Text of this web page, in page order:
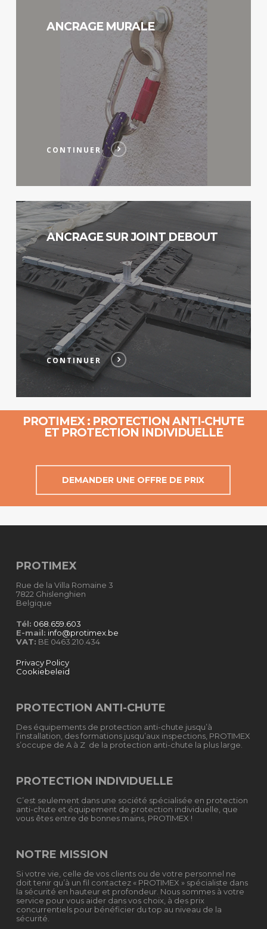
ANCRAGE MURALE
CONTINUER
ANCRAGE SUR JOINT DEBOUT
CONTINUER
Continuer
PROTIMEX : PROTECTION ANTI-CHUTE
ET PROTECTION INDIVIDUELLE
DEMANDER UNE OFFRE DE PRIX
PROTIMEX
Rue de la Villa Romaine 3
7822 Ghislenghien
Belgique
Tél: 068.659.603
E-mail: info@protimex.be
VAT: BE 0463.210.434
Privacy Policy
Cookiebeleid
PROTECTION ANTI-CHUTE
Des équipements de protection anti-chute jusqu’à
l’installation, des formations jusqu’aux inspections, PROTIMEX
s’occupe de A à Z de la protection anti-chute la plus large.
PROTECTION INDIVIDUELLE
C’est seulement dans une société spécialisée en protection
anti-chute et équipement de protection individuelle, que
vous êtes entre de bonnes mains, PROTIMEX !
NOTRE MISSION
Si votre vie, celle de vos clients ou de votre personnel ne
doit tenir qu’à un fil contactez « PROTIMEX » spécialiste dans
la sécurité en hauteur et profondeur. Nous sommes à votre
service pour vous aider dans vos choix, à des prix
concurrentiels pour bénéficier du top au niveau de la
sécurité.